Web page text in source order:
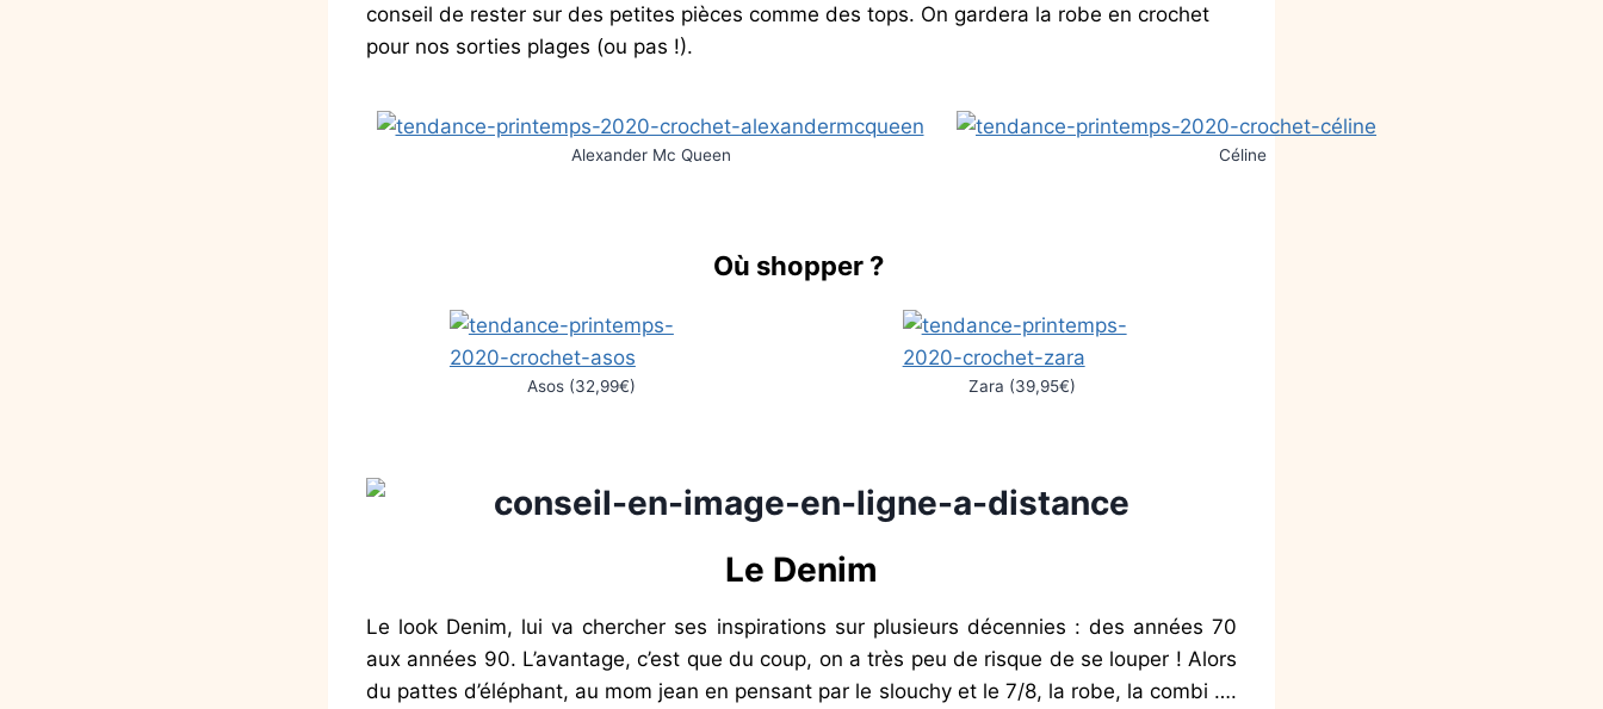
conseil de rester sur des petites pièces comme des tops. On gardera la robe en crochet
pour nos sorties plages (ou pas !).
Alexander Mc Queen Céline
Où shopper ?
Asos (32,99€) Zara (39,95€)
Le Denim
Le look Denim, lui va chercher ses inspirations sur plusieurs décennies : des années 70
aux années 90. L’avantage, c’est que du coup, on a très peu de risque de se louper ! Alors
du pattes d’éléphant, au mom jean en pensant par le slouchy et le 7/8, la robe, la combi ….